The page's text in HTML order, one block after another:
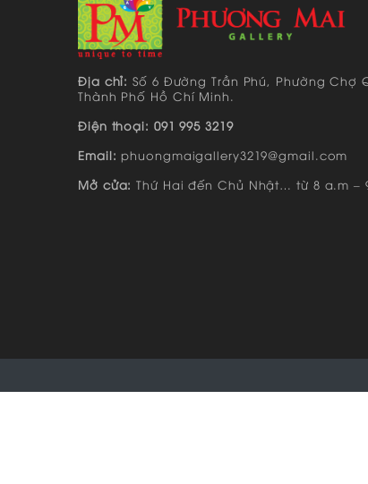
Địa chỉ: Số 6 Đường Trần Phú, Phường Chợ
Thành Phố Hồ Chí Minh.
Điện thoại: 091 995 3219
Email: phuongmaigallery3219@gmail.com
Mở cửa: Thứ Hai đến Chủ Nhật… từ 8 a.m –